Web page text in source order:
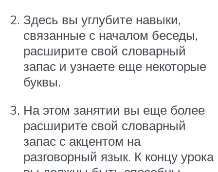
Здесь вы углубите навыки,
связанные с началом беседы,
расширите свой словарный
запас и узнаете еще некоторые
буквы.
На этом занятии вы еще более
расширите свой словарный
запас с акцентом на
разговорный язык. К концу урока